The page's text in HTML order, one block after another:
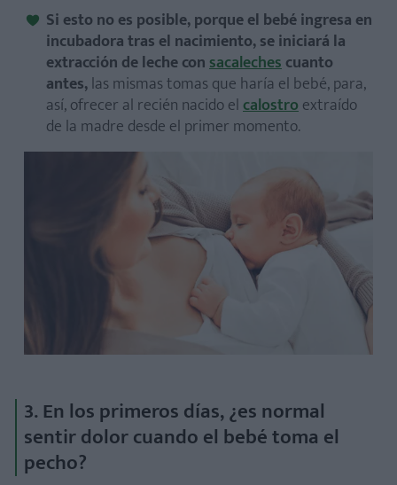
Si esto no es posible, porque el bebé ingresa en
incubadora tras el nacimiento, se iniciará la
extracción de leche consacalechescuanto
antes,las mismas tomas que haría el bebé, para,
así, ofrecer al recién nacido elcalostroextraído
de la madre desde el primer momento.
3. En los primeros días, ¿es normal
sentir dolor cuando el bebé toma el
pecho?